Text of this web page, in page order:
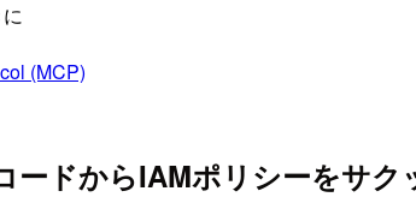
(MCP)
ードからIAMポリシーをサク